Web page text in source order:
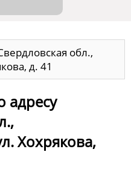
обл.,
д. 41
адресу
Хохрякова,